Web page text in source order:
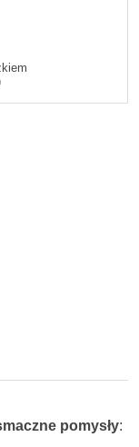
pomysły: